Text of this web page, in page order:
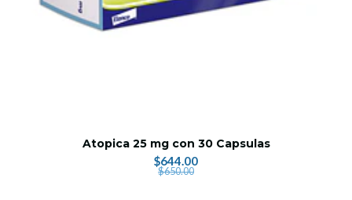
Atopica 25 mg con 30 Capsulas
$644.00
$650.00